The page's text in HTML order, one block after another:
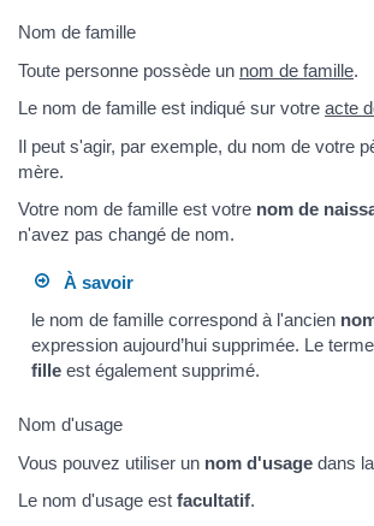
Nom de famille
Toute personne possède un nom de famille.
Le nom de famille est indiqué sur votre acte
Il peut s'agir, par exemple, du nom de votre
mère.
Votre nom de famille est votre nom de
n'avez pas changé de nom.
À savoir
le nom de famille correspond à l'ancien
expression aujourd’hui supprimée. Le terme
fille est également supprimé.
Nom d'usage
Vous pouvez utiliser un nom d'usage dans
Le nom d'usage est facultatif.